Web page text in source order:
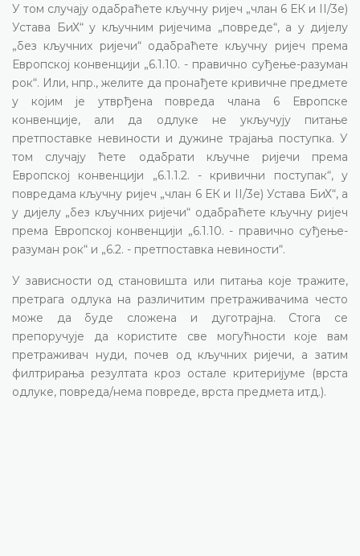
У том случају одабраћете кључну ријеч „члан 6 ЕК и II/3е)
Устава БиХ“ у кључним ријечима „повреде“, а у дијелу
„без кључних ријечи“ одабраћете кључну ријеч према
Европској конвенцији „6.1.10. - правично суђење-разуман
рок“. Или, нпр., желите да пронађете кривичне предмете
у којим је утврђена повреда члана 6 Европске
конвенције, али да одлуке не укључују питање
претпоставке невиности и дужине трајања поступка. У
том случају ћете одабрати кључне ријечи према
Европској конвенцији „6.1.1.2. - кривични поступак“, у
повредама кључну ријеч „члан 6 ЕК и II/3е) Устава БиХ“, а
у дијелу „без кључних ријечи“ одабраћете кључну ријеч
према Европској конвенцији „6.1.10. - правично суђење-
разуман рок“ и „6.2. - претпоставка невиности“.
У зависности од становишта или питања које тражите,
претрага одлука на различитим претраживачима често
може да буде сложена и дуготрајна. Стога се
препоручује да користите све могућности које вам
претраживач нуди, почев од кључних ријечи, а затим
филтрирања резултата кроз остале критеријуме (врста
одлуке, повреда/нема повреде, врста предмета итд.).